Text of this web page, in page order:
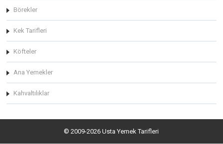
Börekler
Kek Tarifleri
Köfteler
Ana Yemekler
Kahvaltılıklar
© 2009-2026 Usta Yemek Tarifleri